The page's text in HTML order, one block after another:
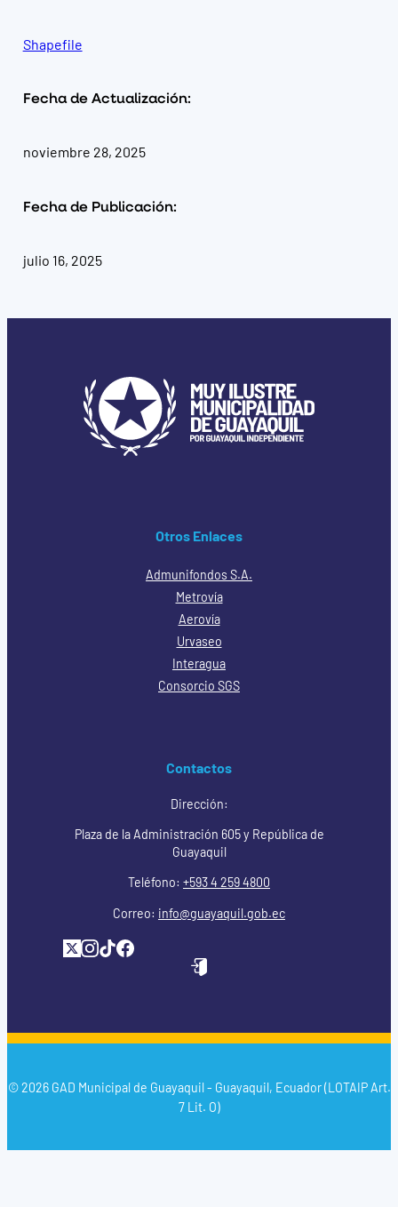
Shapefile
Fecha de Actualización:
noviembre 28, 2025
Fecha de Publicación:
julio 16, 2025
Otros Enlaces
Admunifondos S.A.
Metrovía
Aerovía
Urvaseo
Interagua
Consorcio SGS
Contactos
Dirección:
Plaza de la Administración 605 y República de
Guayaquil
Teléfono: +593 4 259 4800
Correo: info@guayaquil.gob.ec
© 2026 GAD Municipal de Guayaquil - Guayaquil, Ecuador (LOTAIP Art.
7 Lit. O)